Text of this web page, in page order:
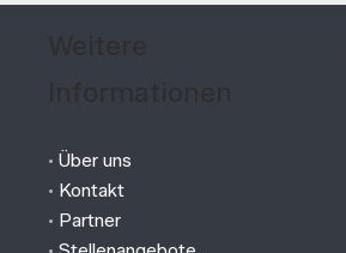
• Über uns
• Kontakt
• Partner